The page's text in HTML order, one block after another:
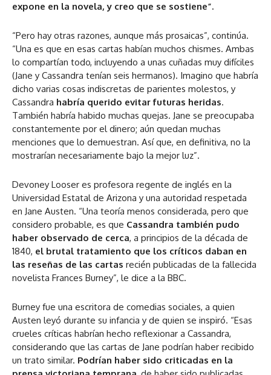
expone en la novela, y creo que se sostiene”.
“Pero hay otras razones, aunque más prosaicas”, continúa.
“Una es que en esas cartas habían muchos chismes. Ambas
lo compartían todo, incluyendo a unas cuñadas muy difíciles
(Jane y Cassandra tenían seis hermanos). Imagino que habría
dicho varias cosas indiscretas de parientes molestos, y
Cassandra habría querido evitar futuras heridas.
También habría habido muchas quejas. Jane se preocupaba
constantemente por el dinero; aún quedan muchas
menciones que lo demuestran. Así que, en definitiva, no la
mostrarían necesariamente bajo la mejor luz”.
Devoney Looser es profesora regente de inglés en la
Universidad Estatal de Arizona y una autoridad respetada
en Jane Austen. “Una teoría menos considerada, pero que
considero probable, es que Cassandra también pudo
haber observado de cerca, a principios de la década de
1840, el brutal tratamiento que los críticos daban en
las reseñas de las cartas recién publicadas de la fallecida
novelista Frances Burney”, le dice a la BBC.
Burney fue una escritora de comedias sociales, a quien
Austen leyó durante su infancia y de quien se inspiró. “Esas
crueles críticas habrían hecho reflexionar a Cassandra,
considerando que las cartas de Jane podrían haber recibido
un trato similar. Podrían haber sido criticadas en la